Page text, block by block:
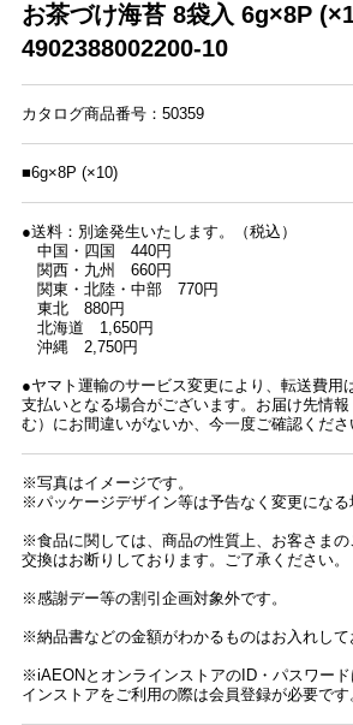
お茶づけ海苔 8袋入 6g×8P
4902388002200-10
カタログ商品番号：50359
■6g×8P (×10)
●送料：別途発生いたします。（税込）
中国・四国 440円
関西・九州 660円
関東・北陸・中部 770円
東北 880円
北海道 1,650円
沖縄 2,750円
●ヤマト運輸のサービス変更により、転送費用
支払いとなる場合がございます。お届け先情
む）にお間違いがないか、今一度ご確認くださ
※写真はイメージです。
※パッケージデザイン等は予告なく変更になる
※食品に関しては、商品の性質上、お客さまの
交換はお断りしております。ご了承ください。
※感謝デー等の割引企画対象外です。
※納品書などの金額がわかるものはお入れして
※iAEONとオンラインストアのID・パスワー
インストアをご利用の際は会員登録が必要です